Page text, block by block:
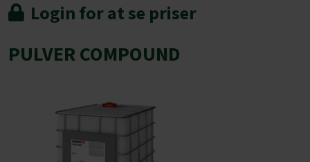
Login for at se priser
PULVER COMPOUND